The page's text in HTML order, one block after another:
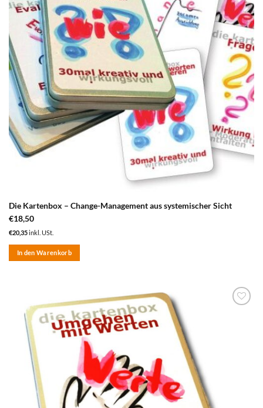
Die Kartenbox – Change-Management aus systemischer Sicht
€18,50
€20,35inkl. USt.
In den Warenkorb